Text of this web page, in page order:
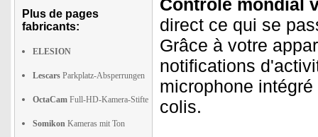
Plus de pages
fabricants:
ELESION
Lescars Parkplatz-Absperrungen
OctaCam Full-HD-Kamera-Stifte
Somikon Kameras mit Ton
Contrôle mondial
direct ce qui se
Grâce à votre
notifications
microphone
colis.